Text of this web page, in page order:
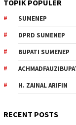
TOPIK POPULER
SUMENEP
DPRD SUMENEP
BUPATI SUMENEP
H. ZAINAL ARIFIN
RECENT POSTS